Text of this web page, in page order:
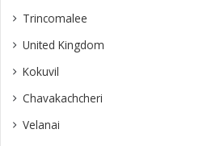
Trincomalee
United Kingdom
Kokuvil
Chavakachcheri
Velanai